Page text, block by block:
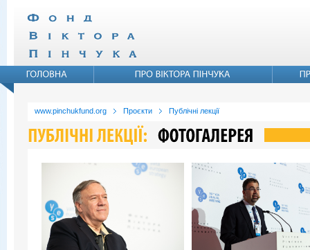
www.pinchukfund.org Проєкти Публічні лекції